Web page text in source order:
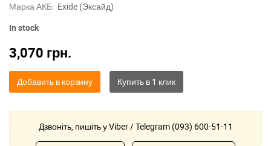
Марка АКБ: Exide (Эксайд)
In stock
3,070 грн.
Добавить в корзину
Дзвоніть, пишіть у Viber / Telegram (093) 600-51-11